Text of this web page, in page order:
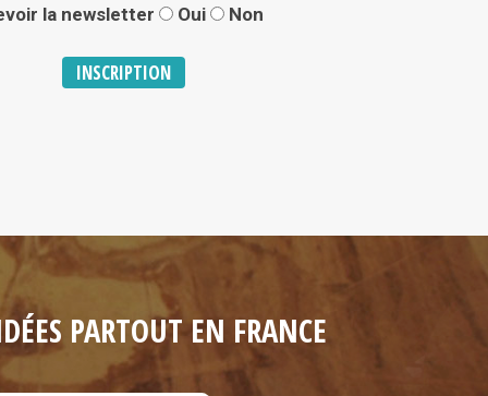
la newsletter
Oui Non
PARTOUT EN FRANCE